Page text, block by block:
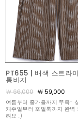
PT655 | 배색 스트라
통바지
￦ 66,000 ￦ 59,000
여름부터 중가을까지 쭈욱-
캐주얼부터 포멀룩까지 완벽
려요 :)